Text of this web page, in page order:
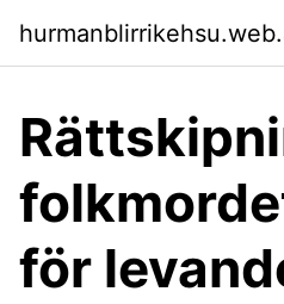
för